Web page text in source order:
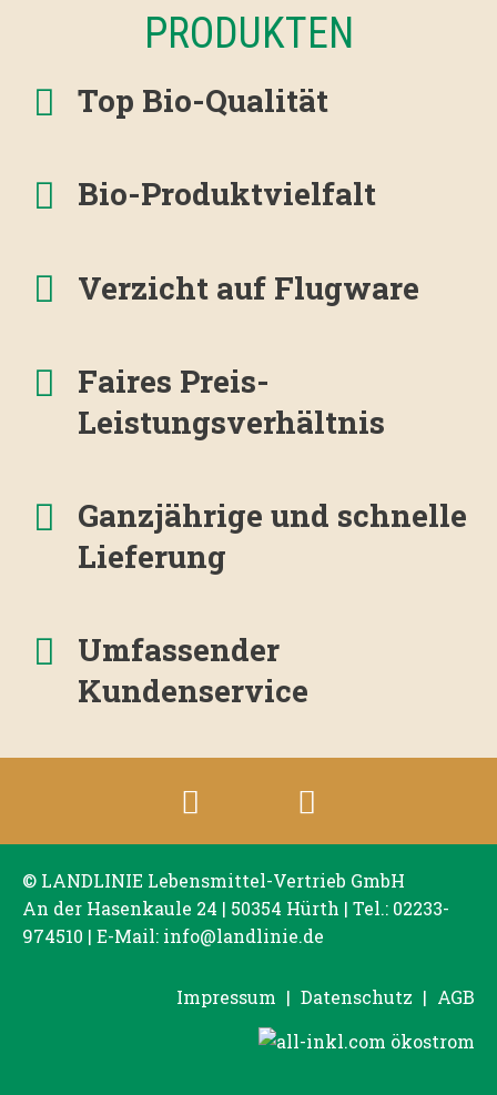
PRODUKTEN
Top Bio-Qualität
Bio-Produktvielfalt
Verzicht auf Flugware
Faires Preis-
Leistungsverhältnis
Ganzjährige und schnelle
Lieferung
Umfassender
Kundenservice
© LANDLINIE Lebensmittel-Vertrieb GmbH
An der Hasenkaule 24 | 50354 Hürth | Tel.: 02233-
974510 | E-Mail: info@landlinie.de
Impressum | Datenschutz | AGB